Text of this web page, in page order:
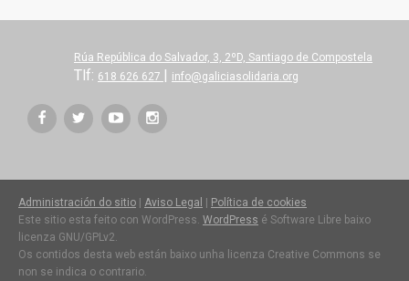
Rúa República do Salvador, 3, 2ºD, Santiago de Compostela
Tlf: 618 626 627 | info@galiciasolidaria.org
Administración do sitio | Aviso Legal | Política de cookies
Este sitio esta feito con WordPress. WordPress é Software Libre baixo
licenza GNU/GPLv2.
Os contidos desta web están baixo unha licenza Creative Commons se
non se indica o contrario.